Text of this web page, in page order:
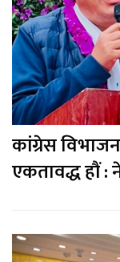
कांग्रेस
एकतावद्ध हौं :